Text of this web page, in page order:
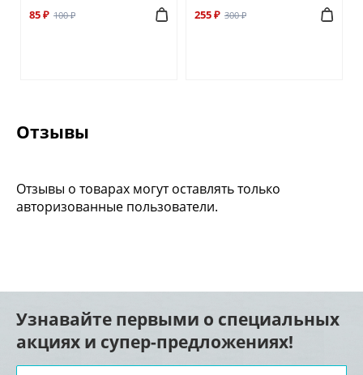
85 ₽ 100 ₽ 255 ₽ 300 ₽
Отзывы
Отзывы о товарах могут оставлять только
авторизованные пользователи.
Узнавайте первыми о специальных
акциях и супер-предложениях!